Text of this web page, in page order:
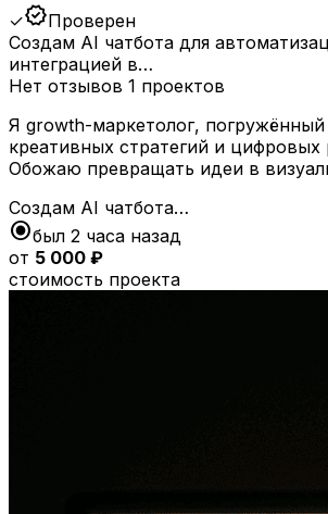
✓verifiedПроверен
Создам AI чатбота для
интеграцией в…
Нет отзывов 1 проектов
Я growth-маркетолог,
креативных стратегий и цифровых
Обожаю превращать идеи в
Создам AI чатбота…
radio_button_checkedбыл 2 часа назад
от 5 000 ₽
стоимость проекта